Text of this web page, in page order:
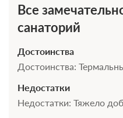
Санаторно-
Трехразовое питание
Требуется предоплата
Все
санаторий
Достоинства
Достоинства:
Недостатки
Недостатки: Тяжело